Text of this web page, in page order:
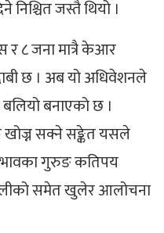
निश्चित जस्तै थियो ।
र ८ जना मात्रै केआर
छ । अब यो अधिवेशनले
बनाएको छ ।
सक्ने सङ्केत यसले
गुरुङ कतिपय
समेत खुलेर आलोचना